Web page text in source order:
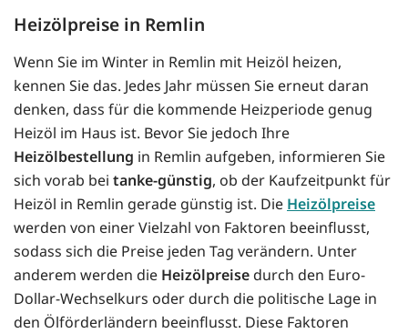
Heizölpreise in Remlin
Wenn Sie im Winter in Remlin mit Heizöl heizen,
kennen Sie das. Jedes Jahr müssen Sie erneut daran
denken, dass für die kommende Heizperiode genug
Heizöl im Haus ist. Bevor Sie jedoch Ihre
Heizölbestellung in Remlin aufgeben, informieren Sie
sich vorab bei tanke-günstig, ob der Kaufzeitpunkt für
Heizöl in Remlin gerade günstig ist. Die Heizölpreise
werden von einer Vielzahl von Faktoren beeinflusst,
sodass sich die Preise jeden Tag verändern. Unter
anderem werden die Heizölpreise durch den Euro-
Dollar-Wechselkurs oder durch die politische Lage in
den Ölförderländern beeinflusst. Diese Faktoren